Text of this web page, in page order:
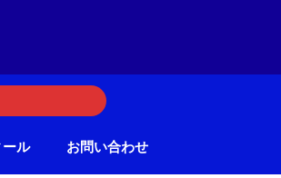
ル お問い合わせ